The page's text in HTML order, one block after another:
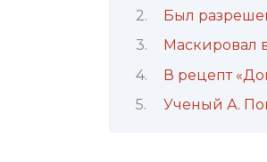
Был
Маскировал
В рецепт
Ученый А.